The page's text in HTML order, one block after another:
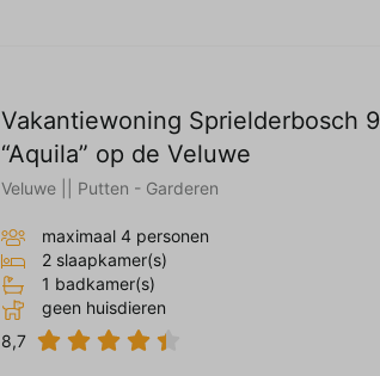
Vakantiewoning Sprielderbosch 9
“Aquila” op de Veluwe
Veluwe || Putten - Garderen
maximaal 4 personen
2 slaapkamer(s)
1 badkamer(s)
geen huisdieren
8,7